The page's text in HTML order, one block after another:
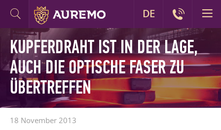
KUPFERDRAHT IST IN DER LAGE,
AUCH DIE OPTISCHE FASER ZU
ÜBERTREFFEN
18 November 2013
DE